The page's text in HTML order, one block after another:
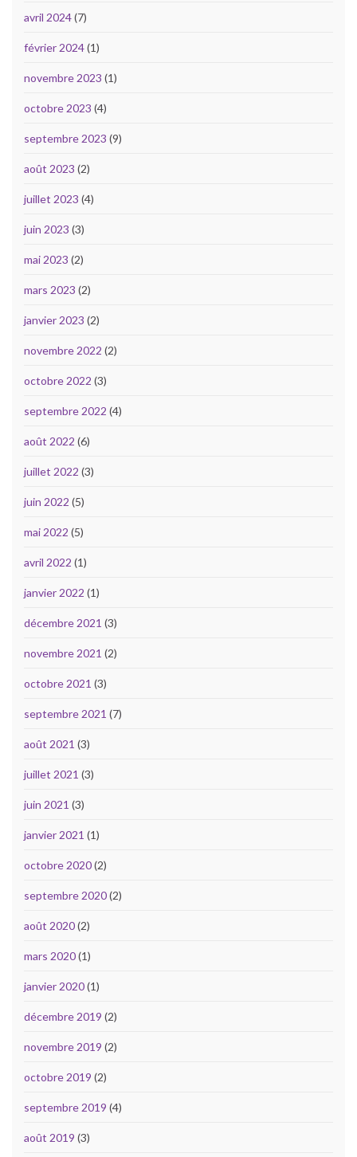
avril 2024(7)
février 2024(1)
novembre 2023 (1)
octobre 2023 (4)
septembre 2023 (9)
août 2023 (2)
juillet 2023 (4)
juin 2023 (3)
mai 2023 (2)
mars 2023 (2)
janvier 2023 (2)
novembre 2022 (2)
octobre 2022 (3)
septembre 2022 (4)
août 2022 (6)
juillet 2022 (3)
juin 2022 (5)
mai 2022 (5)
avril 2022 (1)
janvier 2022 (1)
décembre 2021 (3)
novembre 2021 (2)
octobre 2021 (3)
septembre 2021 (7)
août 2021 (3)
juillet 2021 (3)
juin 2021 (3)
janvier 2021 (1)
octobre 2020(2)
septembre 2020(2)
août 2020(2)
mars 2020(1)
janvier 2020(1)
décembre 2019 (2)
novembre 2019 (2)
octobre 2019 (2)
septembre 2019 (4)
août 2019 (3)